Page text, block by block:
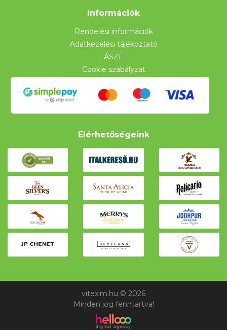
Információk
Rendelési információk
Adatkezelési tájékoztató
ÁSZF
Cookie szabályzat
Elérhetőségeink
vitexim.hu © 2026
Minden jog fenntartva!